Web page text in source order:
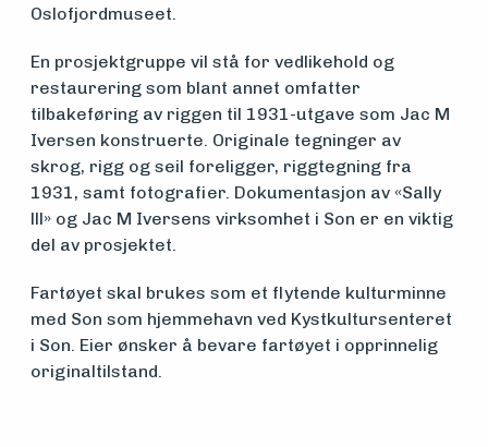
Aktuelt
Arrangementer
Oslofjordmuseet.
En prosjektgruppe vil stå for vedlikehold og
restaurering som blant annet omfatter
tilbakeføring av riggen til 1931-utgave som Jac M
Iversen konstruerte. Originale tegninger av
skrog, rigg og seil foreligger, riggtegning fra
1931, samt fotografier. Dokumentasjon av «Sally
lll» og Jac M Iversens virksomhet i Son er en viktig
del av prosjektet.
Fartøyet skal brukes som et flytende kulturminne
med Son som hjemmehavn ved Kystkultursenteret
i Son. Eier ønsker å bevare fartøyet i opprinnelig
originaltilstand.